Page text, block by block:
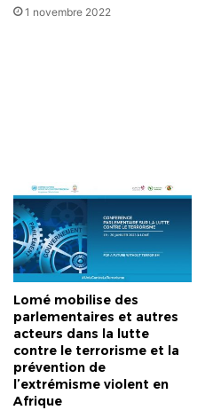
1 novembre 2022
Lomé mobilise des
parlementaires et autres
acteurs dans la lutte
contre le terrorisme et la
prévention de
l’extrémisme violent en
Afrique